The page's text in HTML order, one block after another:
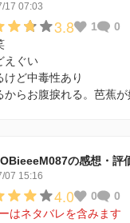
17 07:03
3.8 1
0
えぐい
けど中毒性あり
からお腹捩れる。芭蕉が
の感想・評
07 15:16
4.0 0
0
はネタバレを含みます